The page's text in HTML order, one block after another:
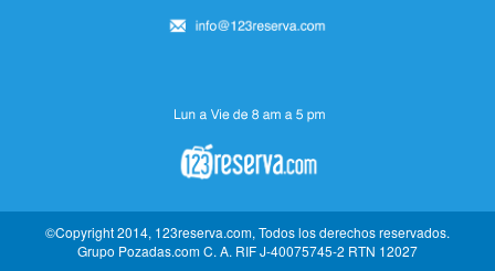
©Copyright 2014, 123reserva.com, Todos los derechos reservados.
Grupo Pozadas.com C. A. RIF J-40075745-2 RTN 12027